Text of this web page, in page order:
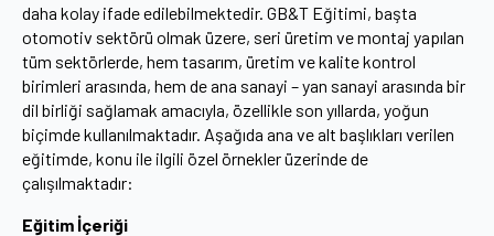
daha kolay ifade edilebilmektedir. GB&T Eğitimi, başta
otomotiv sektörü olmak üzere, seri üretim ve montaj yapılan
tüm sektörlerde, hem tasarım, üretim ve kalite kontrol
birimleri arasında, hem de ana sanayi – yan sanayi arasında bir
dil birliği sağlamak amacıyla, özellikle son yıllarda, yoğun
biçimde kullanılmaktadır. Aşağıda ana ve alt başlıkları verilen
eğitimde, konu ile ilgili özel örnekler üzerinde de
çalışılmaktadır:
Eğitim İçeriği